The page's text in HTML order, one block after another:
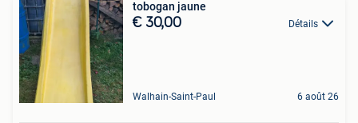
tobogan jaune
€ 30,00 Détails
Walhain-Saint-Paul 6 août 26